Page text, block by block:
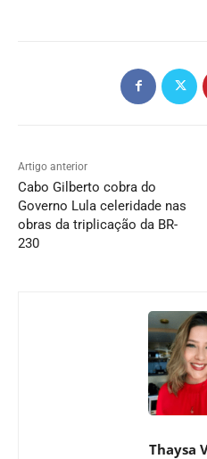
Artigo anterior
Cabo Gilberto cobra do
Governo Lula celeridade nas
obras da triplicação da BR-
230
Thaysa